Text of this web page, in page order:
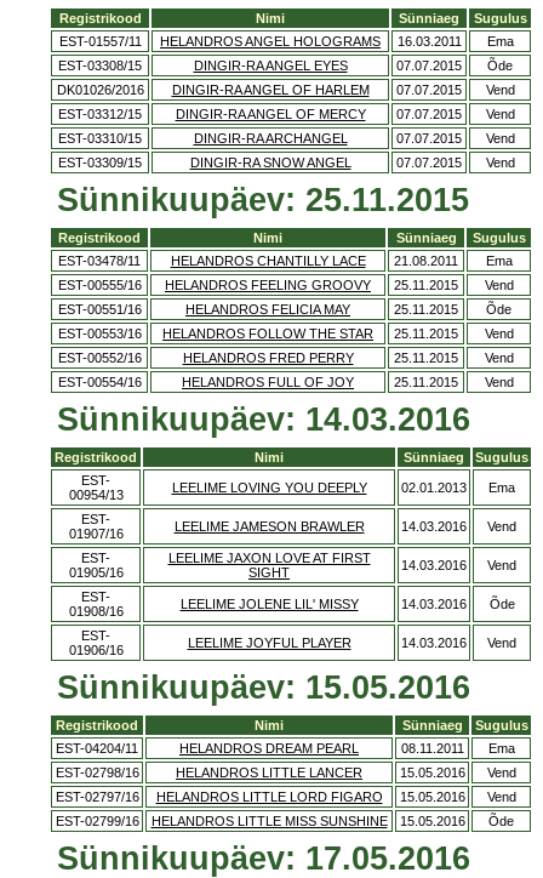
Registrikood Nimi Sünniaeg
Sugulus
EST-01557/11
HELANDROS ANGEL HOLOGRAMS 16.03.2011
Ema
EST-03308/15
DINGIR-RA ANGEL EYES 07.07.2015
Õde
DK01026/2016
DINGIR-RA ANGEL OF HARLEM 07.07.2015
Vend
EST-03312/15
DINGIR-RA ANGEL OF MERCY 07.07.2015
Vend
EST-03310/15
DINGIR-RA ARCHANGEL 07.07.2015
Vend
EST-03309/15
DINGIR-RA SNOW ANGEL 07.07.2015 Vend
Sünnikuupäev: 25.11.2015
Registrikood Nimi Sünniaeg
Sugulus
EST-03478/11
HELANDROS CHANTILLY LACE 21.08.2011
Ema
EST-00555/16
HELANDROS FEELING GROOVY 25.11.2015
Vend
EST-00551/16
HELANDROS FELICIA MAY 25.11.2015
Õde
EST-00553/16
HELANDROS FOLLOW THE STAR 25.11.2015
Vend
EST-00552/16
HELANDROS FRED PERRY 25.11.2015
Vend
EST-00554/16
HELANDROS FULL OF JOY 25.11.2015 Vend
Sünnikuupäev: 14.03.2016
Registrikood Nimi Sünniaeg
Sugulus
EST-
00954/13
LEELIME LOVING YOU DEEPLY 02.01.2013 Ema
EST-
01907/16
LEELIME JAMESON BRAWLER 14.03.2016 Vend
EST-
01905/16
LEELIME JAXON LOVE AT FIRST
SIGHT
14.03.2016 Vend
EST-
01908/16
LEELIME JOLENE LIL' MISSY 14.03.2016 Õde
EST-
01906/16
LEELIME JOYFUL PLAYER 14.03.2016 Vend
Sünnikuupäev: 15.05.2016
Registrikood Nimi Sünniaeg
Sugulus
EST-04204/11
HELANDROS DREAM PEARL 08.11.2011
Ema
EST-02798/16
HELANDROS LITTLE LANCER 15.05.2016
Vend
EST-02797/16
HELANDROS LITTLE LORD FIGARO 15.05.2016
Vend
EST-02799/16
HELANDROS LITTLE MISS SUNSHINE 15.05.2016 Õde
Sünnikuupäev: 17.05.2016